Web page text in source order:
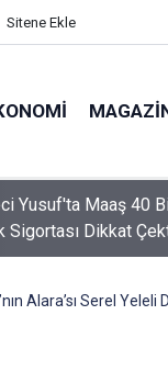
Sitene Ekle
Dikkat! Yeni
Alara’sı Serel Yeleli